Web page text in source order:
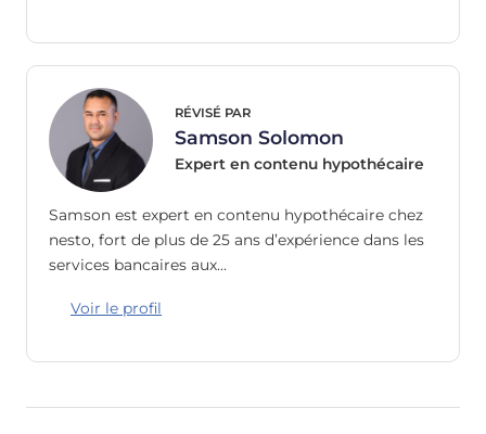
RÉVISÉ PAR
Samson Solomon
Expert en contenu hypothécaire
Samson est expert en contenu hypothécaire chez
nesto, fort de plus de 25 ans d’expérience dans les
services bancaires aux…
Voir le profil